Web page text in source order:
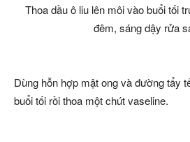
Thoa dầu ô liu lên môi vào buổi tối
đêm, sáng dậy rửa
Dùng hỗn hợp mật ong và đường tẩy
buổi tối rồi thoa một chút vaseline.